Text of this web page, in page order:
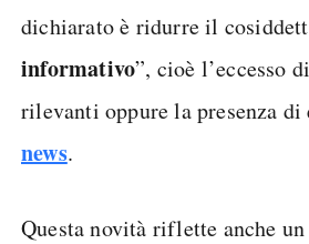
dichiarato è ridurre il
informativo”, cioè l’eccesso
rilevanti oppure la presenza
news.
Questa novità riflette anche